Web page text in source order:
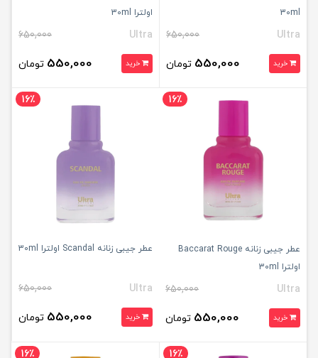
30ml
Ultra
650,000
خرید 550,000 تومان
اولترا 30ml
Ultra
650,000
خرید 550,000 تومان
16٪
عطر جیبی زنانه Baccarat Rouge
اولترا 30ml
Ultra
650,000
خرید 550,000 تومان
16٪
عطر جیبی زنانه Scandal اولترا 30ml
Ultra
650,000
خرید 550,000 تومان
16٪ 16٪